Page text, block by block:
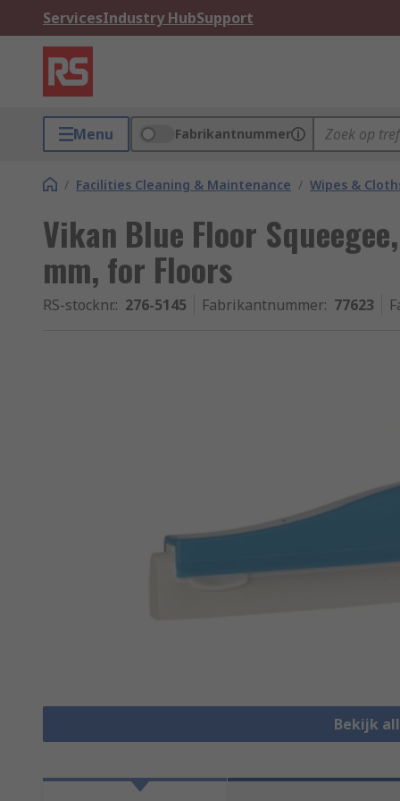
ServicesIndustry HubSupport
Menu Fabrikantnummer
/ Facilities Cleaning & Maintenance / Wipes &
Vikan Blue Floor
mm, for Floors
RS-stocknr.: 276-5145 Fabrikantnummer: 77623
Bekijk